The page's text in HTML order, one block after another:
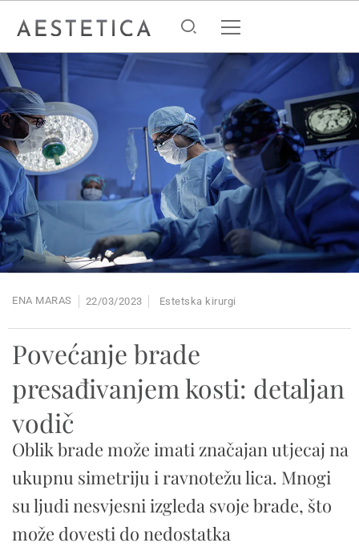
ENA MARAS 22/03/2023 Estetska kirurgi
Povećanje brade
presađivanjem kosti: detaljan
vodič
Oblik brade može imati značajan utjecaj na
ukupnu simetriju i ravnotežu lica. Mnogi
su ljudi nesvjesni izgleda svoje brade, što
može dovesti do nedostatka